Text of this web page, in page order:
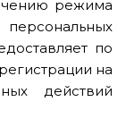
режима
по
на
действий